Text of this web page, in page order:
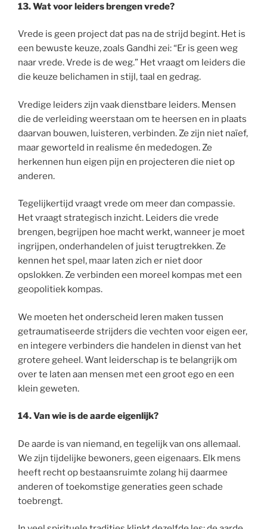
13.Wat voor leiders brengen vrede?
Vrede is geen project dat pas na de strijd begint. Het is
een bewuste keuze, zoals Gandhi zei: “Er is geen weg
naar vrede. Vrede is de weg.” Het vraagt om leiders die
die keuze belichamen in stijl, taal en gedrag.
Vredige leiders zijn vaak dienstbare leiders. Mensen
die de verleiding weerstaan om te heersen en in plaats
daarvan bouwen, luisteren, verbinden. Ze zijn niet naïef,
maar geworteld in realisme én mededogen. Ze
herkennen hun eigen pijn en projecteren die niet op
anderen.
Tegelijkertijd vraagt vrede om meer dan compassie.
Het vraagt strategisch inzicht. Leiders die vrede
brengen, begrijpen hoe macht werkt, wanneer je moet
ingrijpen, onderhandelen of juist terugtrekken. Ze
kennen het spel, maar laten zich er niet door
opslokken. Ze verbinden een moreel kompas met een
geopolitiek kompas.
We moeten het onderscheid leren maken tussen
getraumatiseerde strijders die vechten voor eigen eer,
en integere verbinders die handelen in dienst van het
grotere geheel. Want leiderschap is te belangrijk om
over te laten aan mensen met een groot ego en een
klein geweten.
14. Van wie is de aarde eigenlijk?
De aarde is van niemand, en tegelijk van ons allemaal.
We zijn tijdelijke bewoners, geen eigenaars. Elk mens
heeft recht op bestaansruimte zolang hij daarmee
anderen of toekomstige generaties geen schade
toebrengt.